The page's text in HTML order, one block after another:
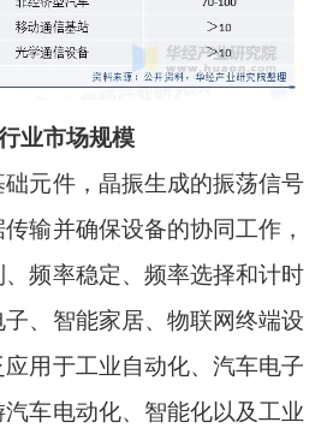
业市场规模
元件，晶振生成的振荡信号
输并确保设备的协同工作，
频率稳定、频率选择和计时
、智能家居、物联网终端设
用于工业自动化、汽车电子
车电动化、智能化以及工业